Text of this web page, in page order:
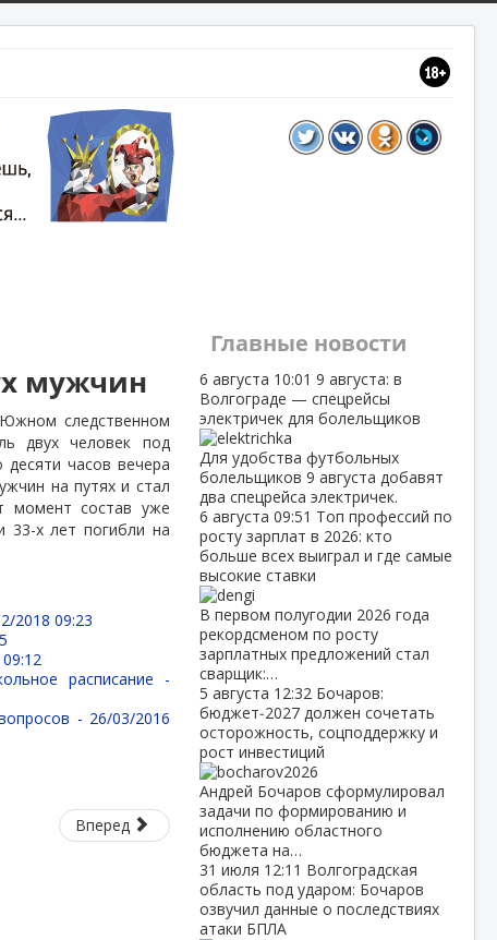
мужчин
следственном
двух человек под
часов вечера
на путях и стал
момент состав уже
х лет погибли на
2018 09:23
расписание -
- 26/03/2016
Вперед
Главные новости
6 августа 10:01 9 августа: в
Волгограде — спецрейсы
электричек для болельщиков
Для удобства футбольных
болельщиков 9 августа добавят
два спецрейса электричек.
6 августа 09:51 Топ профессий по
росту зарплат в 2026: кто
больше всех выиграл и где самые
высокие ставки
В первом полугодии 2026 года
рекордсменом по росту
зарплатных предложений стал
сварщик:…
5 августа 12:32 Бочаров:
бюджет‑2027 должен сочетать
осторожность, соцподдержку и
рост инвестиций
Андрей Бочаров сформулировал
задачи по формированию и
исполнению областного
бюджета на…
31 июля 12:11 Волгоградская
область под ударом: Бочаров
озвучил данные о последствиях
атаки БПЛА